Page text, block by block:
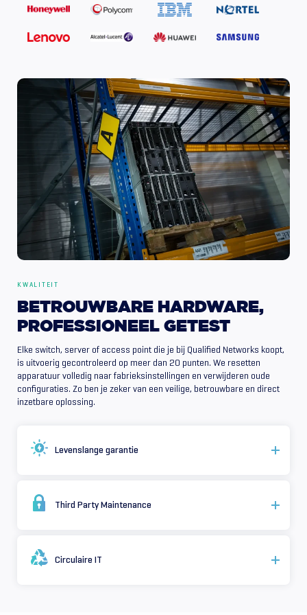
KWALITEIT
BETROUWBARE HARDWARE,
PROFESSIONEEL GETEST
Elke switch, server of access point die je bij Qualified Networks koopt,
is uitvoerig gecontroleerd op meer dan 20 punten. We resetten
apparatuur volledig naar fabrieksinstellingen en verwijderen oude
configuraties. Zo ben je zeker van een veilige, betrouwbare en direct
inzetbare oplossing.
Levenslange garantie
Third Party Maintenance
Circulaire IT